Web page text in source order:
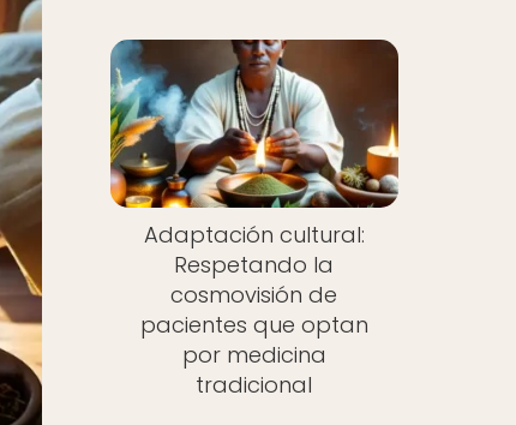
Adaptación cultural:
Respetando la
cosmovisión de
pacientes que optan
por medicina
tradicional